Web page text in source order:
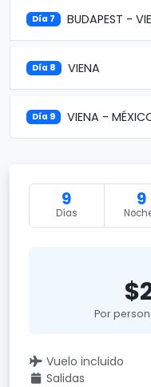
Día 7 BUDAPEST -
Día 8 VIENA
Día 9 VIENA -
9
Días
9
Por
Vuelo incluido
Salidas